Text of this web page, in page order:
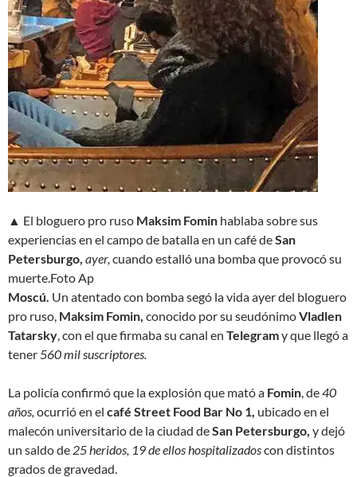
▲ El bloguero pro ruso Maksim Fomin hablaba sobre sus
experiencias en el campo de batalla en un café deSan
Petersburgo, ayer, cuando estalló una bomba que provocó su
muerte.Foto Ap
Moscú. Un atentado con bomba segó la vida ayer del bloguero
pro ruso, Maksim Fomin, conocido por su seudónimoVladlen
Tatarsky, con el que firmaba su canal en Telegramy que llegó a
tener560 mil suscriptores.
La policía confirmó que la explosión que mató a Fomin, de40
años, ocurrió en el café Street Food Bar No 1, ubicado en el
malecón universitario de la ciudad deSan Petersburgo, y dejó
un saldo de 25 heridos, 19 de ellos hospitalizadoscon distintos
grados de gravedad.